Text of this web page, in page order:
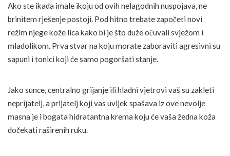
Ako ste ikada imale ikoju od ovih nelagodnih nuspojava, ne
brinitem rješenje postoji. Pod hitno trebate započeti novi
režim njege kože lica kako bi je što duže očuvali svježom i
mladolikom. Prva stvar na koju morate zaboraviti agresivni su
sapuni i tonici koji će samo pogoršati stanje.
Jako sunce, centralno grijanje ili hladni vjetrovi vaš su zakleti
neprijatelj, a prijatelj koji vas uvijek spašava iz ove nevolje
masna je i bogata hidratantna krema koju će vaša žedna koža
dočekati raširenih ruku.